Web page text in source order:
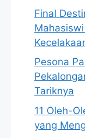
Final
Pesona
Tariknya
11 Oleh-
yang